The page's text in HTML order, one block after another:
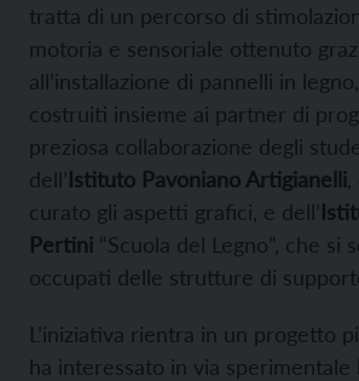
tratta di un percorso di
motoria e sensoriale ottenuto
all’installazione di pannelli in
costruiti insieme ai partner di
preziosa collaborazione degli
dell’Istituto Pavoniano Artigianelli
curato gli aspetti grafici, e dell’
Pertini “Scuola del Legno”, che si
occupati delle strutture di
L’iniziativa rientra in un progetto
ha interessato in via sperimentale